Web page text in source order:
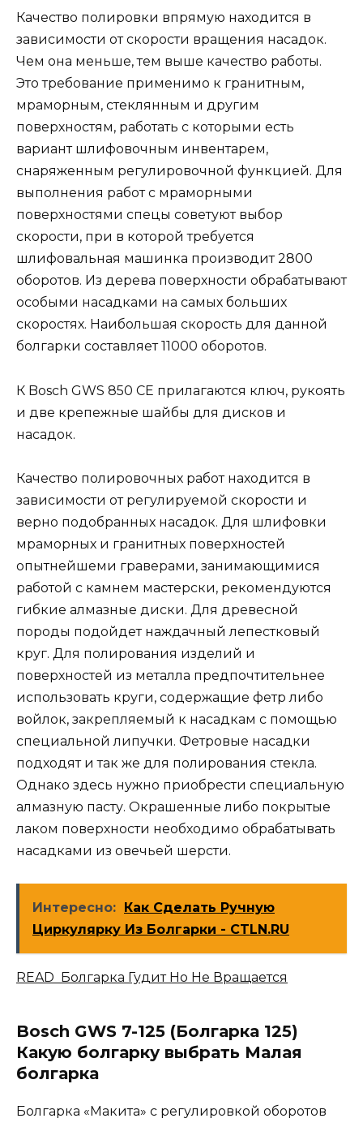
Качество полировки впрямую находится в
зависимости от скорости вращения насадок.
Чем она меньше, тем выше качество работы.
Это требование применимо к гранитным,
мраморным, стеклянным и другим
поверхностям, работать с которыми есть
вариант шлифовочным инвентарем,
снаряженным регулировочной функцией. Для
выполнения работ с мраморными
поверхностями спецы советуют выбор
скорости, при в которой требуется
шлифовальная машинка производит 2800
оборотов. Из дерева поверхности обрабатывают
особыми насадками на самых больших
скоростях. Наибольшая скорость для данной
болгарки составляет 11000 оборотов.
К Bosch GWS 850 CE прилагаются ключ, рукоять
и две крепежные шайбы для дисков и
насадок.
Качество полировочных работ находится в
зависимости от регулируемой скорости и
верно подобранных насадок. Для шлифовки
мраморных и гранитных поверхностей
опытнейшеми граверами, занимающимися
работой с камнем мастерски, рекомендуются
гибкие алмазные диски. Для древесной
породы подойдет наждачный лепестковый
круг. Для полирования изделий и
поверхностей из металла предпочтительнее
использовать круги, содержащие фетр либо
войлок, закрепляемый к насадкам с помощью
специальной липучки. Фетровые насадки
подходят и так же для полирования стекла.
Однако здесь нужно приобрести специальную
алмазную пасту. Окрашенные либо покрытые
лаком поверхности необходимо обрабатывать
насадками из овечьей шерсти.
Интересно: Как Сделать Ручную
Циркулярку Из Болгарки - CTLN.RU
READ Болгарка Гудит Но Не Вращается
Bosch GWS 7-125 (Болгарка 125)
Какую болгарку выбрать Малая
болгарка
Болгарка «Макита» с регулировкой оборотов